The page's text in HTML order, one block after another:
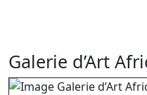
Galerie d’Art